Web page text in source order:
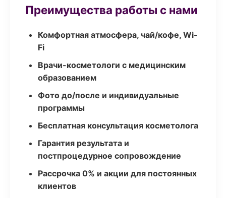
Преимущества работы с нами
Комфортная атмосфера, чай/кофе, Wi-
Fi
Врачи-косметологи с медицинским
образованием
Фото до/после и индивидуальные
программы
Бесплатная консультация косметолога
Гарантия результата и
постпроцедурное сопровождение
Рассрочка 0% и акции для постоянных
клиентов